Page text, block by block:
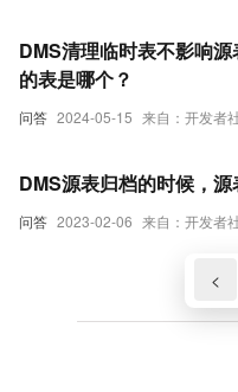
问答 2024-05-15 来自：开发者
DMS清理临时表不影响
的表是哪个？
问答 2023-02-06 来自：开发者
DMS源表归档的时候，
<